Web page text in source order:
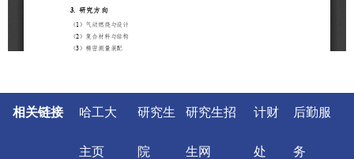
相关链接 哈工大
主页
研究生
院
研究生招
生网
计财
处
后勤服
务